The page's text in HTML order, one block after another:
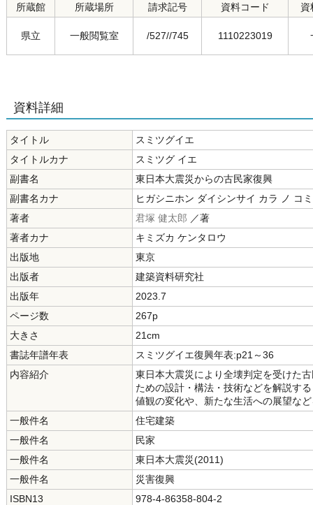
所蔵館 所蔵場所 請求記号 資料コード 資
県立 一般閲覧室 /527//745 1110223019
資料詳細
タイトル
スミツグイエ
タイトルカナ
スミツグ イエ
副書名
東日本大震災からの古民家復興
副書名カナ
ヒガシニホン ダイシンサイ カラ ノ コ
著者
君塚 健太郎 ／著
著者カナ
キミズカ ケンタロウ
出版地
東京
出版者
建築資料研究社
出版年
2023.7
ページ数
267p
大きさ
21cm
書誌年譜年表
スミツグイエ復興年表:p21～36
内容紹介
東日本大震災により全壊判定を受けた
ための設計・構法・技術などを解説す
値観の変化や、新たな生活への展望な
一般件名
住宅建築
一般件名
民家
一般件名
東日本大震災(2011)
一般件名
災害復興
ISBN13
978-4-86358-804-2